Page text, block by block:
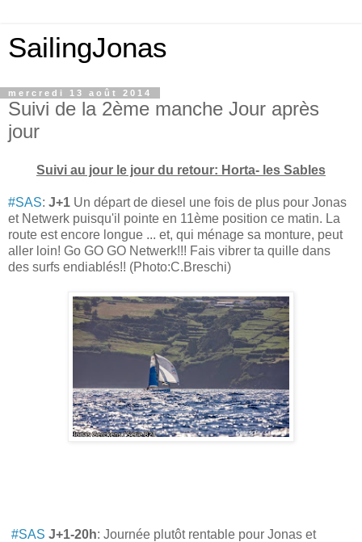
SailingJonas
mercredi 13 août 2014
Suivi de la 2ème manche Jour après
jour
Suivi au jour le jour du retour: Horta- les Sables
#SAS: J+1 Un départ de diesel une fois de plus pour Jonas
et Netwerk puisqu'il pointe en 11ème position ce matin. La
route est encore longue ... et, qui ménage sa monture, peut
aller loin! Go GO GO Netwerk!!! Fais vibrer ta quille dans
des surfs endiablés!! (Photo:C.Breschi)
#SAS J+1-20h: Journée plutôt rentable pour Jonas et